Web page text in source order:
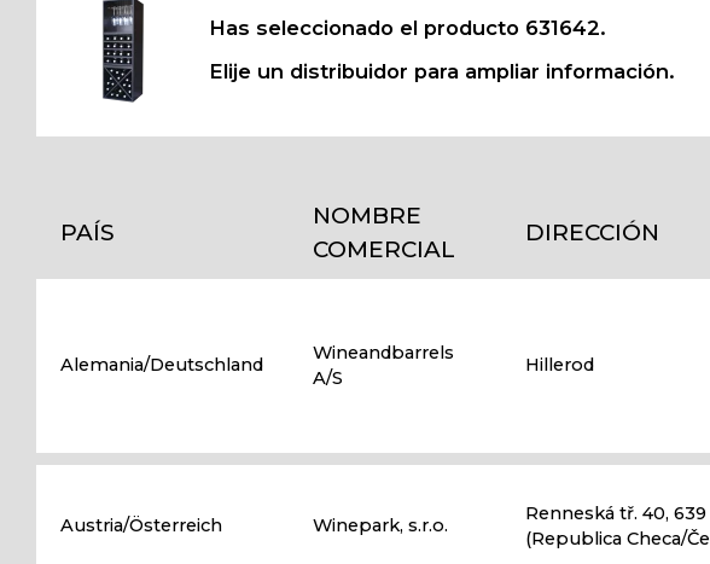
Has seleccionado el producto 631642.
Elije un distribuidor para ampliar información.
PAÍS
NOMBRE
COMERCIAL
DIRECCIÓN
Alemania/Deutschland
Wineandbarrels
A/S
Hillerod
Austria/Österreich Winepark, s.r.o.
Renneská tř. 40,
(Republica Checa/